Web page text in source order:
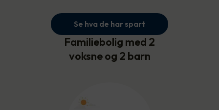
Se hva de har spart
Familiebolig med 2
voksne og 2 barn